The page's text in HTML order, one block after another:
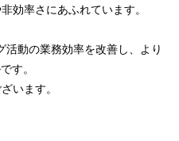
効率さにあふれています。
動の業務効率を改善し、より
す。
います。